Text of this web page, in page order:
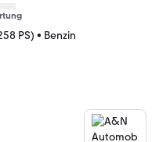
PS) • Benzin